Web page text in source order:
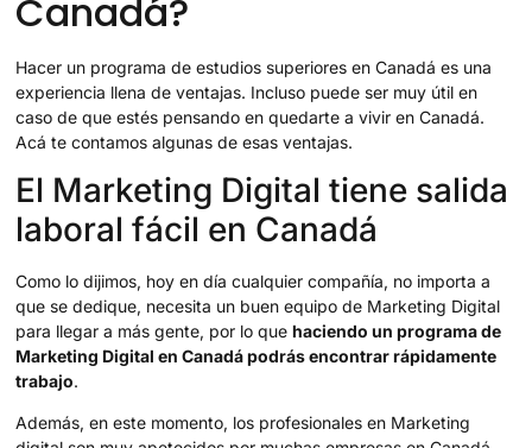
Canadá?
Hacer un programa de estudios superiores en Canadá es una
experiencia llena de ventajas. Incluso puede ser muy útil en
caso de que estés pensando en quedarte a vivir en Canadá.
Acá te contamos algunas de esas ventajas.
El Marketing Digital tiene salida
laboral fácil en Canadá
Como lo dijimos, hoy en día cualquier compañía, no importa a
que se dedique, necesita un buen equipo de Marketing Digital
para llegar a más gente, por lo quehaciendo un programa de
Marketing Digital en Canadá podrás encontrar rápidamente
trabajo.
Además, en este momento, los profesionales en Marketing